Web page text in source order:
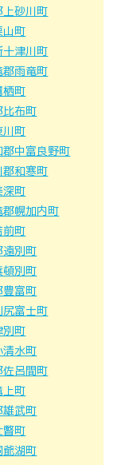
上砂川町
山町
十津川町
郡雨竜町
栖町
比布町
川町
郡中富良野町
郡和寒町
深町
郡幌加内町
前町
遠別町
頓別町
豊富町
尻富士町
別町
清水町
佐呂間町
上町
雄武町
瞥町
爺湖町